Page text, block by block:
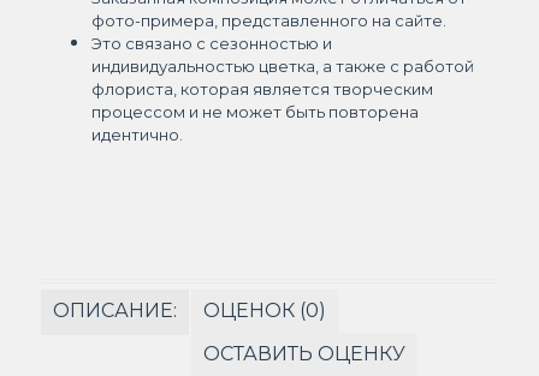
фото-примера, представленного на сайте.
Это связано с сезонностью и
индивидуальностью цветка, а также с работой
флориста, которая является творческим
процессом и не может быть повторена
идентично.
ОПИСАНИЕ:
ОЦЕНОК (0)
ОСТАВИТЬ ОЦЕНКУ